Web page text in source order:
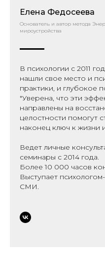
Елена Федосеева
Основатель и автор метода
мироустройства
В психологии с 2011
нашли свое место и
практики, и глубокое
"Уверена, что эти
направлены на
целостности помогут
наконец ключ к жизни
Ведет личные
семинары с 2014 года.
Более 10 000 часов
Выступает
СМИ.